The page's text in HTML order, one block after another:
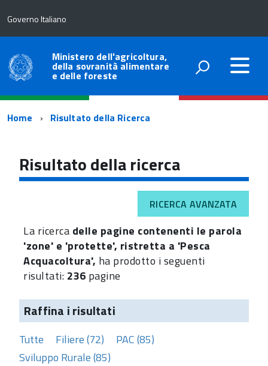
Governo Italiano
Ministero dell'agricoltura,
della sovranità alimentare
e delle foreste
Percorso
navigazione
Home Risultato della Ricerca
Risultato della ricerca
RICERCA AVANZATA
La ricerca delle pagine contenenti le parola
'zone' e 'protette', ristretta a 'Pesca
Acquacoltura', ha prodotto i seguenti
risultati: 236 pagine
Raffina i risultati
Tutte Filiere (72)
PAC (85)
Sviluppo Rurale (85)